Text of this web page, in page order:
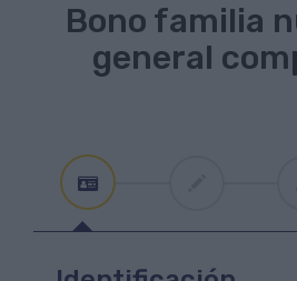
Bono familia
general